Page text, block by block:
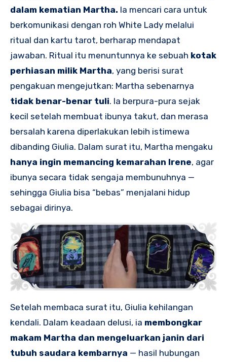
dalam kematian Martha. Ia mencari cara untuk
berkomunikasi dengan roh White Lady melalui
ritual dan kartu tarot, berharap mendapat
jawaban. Ritual itu menuntunnya ke sebuah kotak
perhiasan milik Martha, yang berisi surat
pengakuan mengejutkan: Martha sebenarnya
tidak benar-benar tuli. Ia berpura-pura sejak
kecil setelah membuat ibunya takut, dan merasa
bersalah karena diperlakukan lebih istimewa
dibanding Giulia. Dalam surat itu, Martha mengaku
hanya ingin memancing kemarahan Irene, agar
ibunya secara tidak sengaja membunuhnya —
sehingga Giulia bisa “bebas” menjalani hidup
sebagai dirinya.
Setelah membaca surat itu, Giulia kehilangan
kendali. Dalam keadaan delusi, ia membongkar
makam Martha dan mengeluarkan janin dari
tubuh saudara kembarnya — hasil hubungan